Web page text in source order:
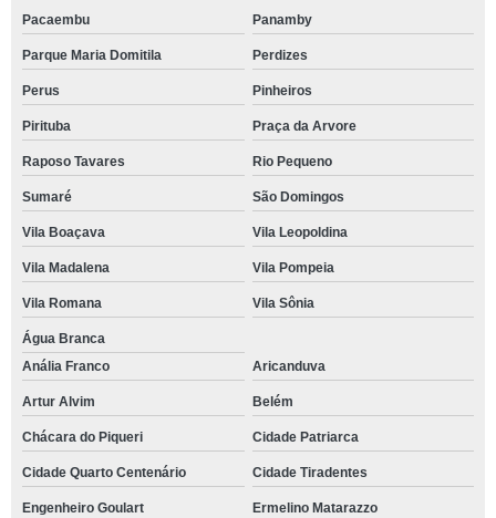
Pacaembu Panamby
Parque Maria Domitila Perdizes
Perus Pinheiros
Pirituba Praça da Arvore
Raposo Tavares Rio Pequeno
Sumaré São Domingos
Vila Boaçava Vila Leopoldina
Vila Madalena Vila Pompeia
Vila Romana Vila Sônia
Água Branca
Anália Franco
Aricanduva
Artur Alvim Belém
Chácara do Piqueri Cidade Patriarca
Cidade Quarto Centenário Cidade Tiradentes
Engenheiro Goulart Ermelino Matarazzo